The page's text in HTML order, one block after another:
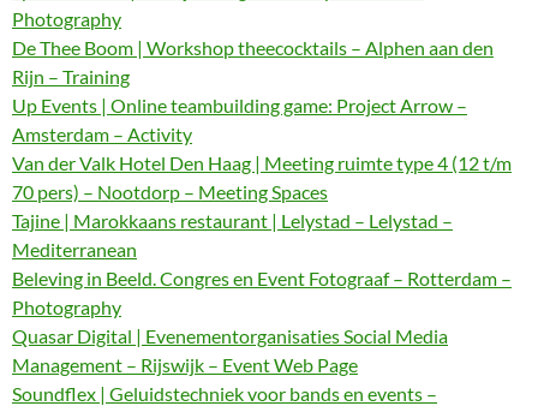
Photography
De Thee Boom | Workshop theecocktails – Alphen aan den
Rijn – Training
Up Events | Online teambuilding game: Project Arrow –
Amsterdam – Activity
Van der Valk Hotel Den Haag | Meeting ruimte type 4 (12 t/m
70 pers) – Nootdorp – Meeting Spaces
Tajine | Marokkaans restaurant | Lelystad – Lelystad –
Mediterranean
Beleving in Beeld. Congres en Event Fotograaf – Rotterdam –
Photography
Quasar Digital | Evenementorganisaties Social Media
Management – Rijswijk – Event Web Page
Soundflex | Geluidstechniek voor bands en events –